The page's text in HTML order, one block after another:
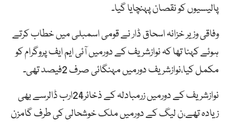
پالیسیوں کو نقصان پہنچایا گیا۔
وفاقی وزیر خزانہ اسحاق ڈار نے قومی اسمبلی میں خطاب کرتے
ہوئے کہنا تھا کہ نوازشریف کے دورمیں آئی ایم ایف پروگرام کو
مکمل کیا،نوازشریف دورمیں مہنگائی صرف 2فیصد تھی۔
نوازشریف کے دورمیں زرمبادلہ کے ذخائر24ارب ڈالرسے بھی
زیادہ تھے،ن لیگ کے دورمیں ملک خوشحالی کی طرف گامزن